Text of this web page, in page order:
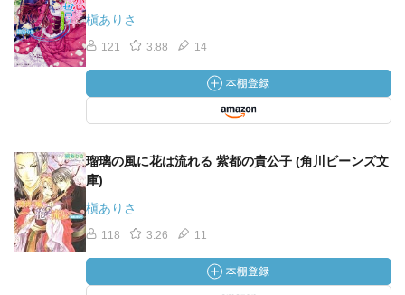
槇ありさ
121 3.88 14
瑠璃の風に花は流れる 紫都の貴公子 (角川ビーンズ文
庫)
槇ありさ
118 3.26 11